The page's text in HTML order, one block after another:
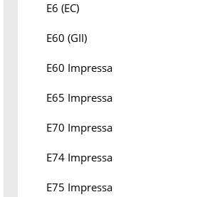
E6 (EC)
E60 (GII)
E60 Impressa
E65 Impressa
E70 Impressa
E74 Impressa
E75 Impressa